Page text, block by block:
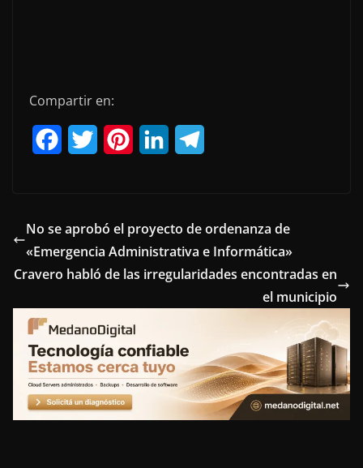
Compartir en:
e
b
o
o
k
t
t
e
r
t
e
r
e
s
t
k
e
d
I
n
e
g
r
a
No se aprobó el proyecto de ordenanza de
«Emergencia Administrativa e Informática»
Cravero habló de las irregularidades encontradas en
el municipio